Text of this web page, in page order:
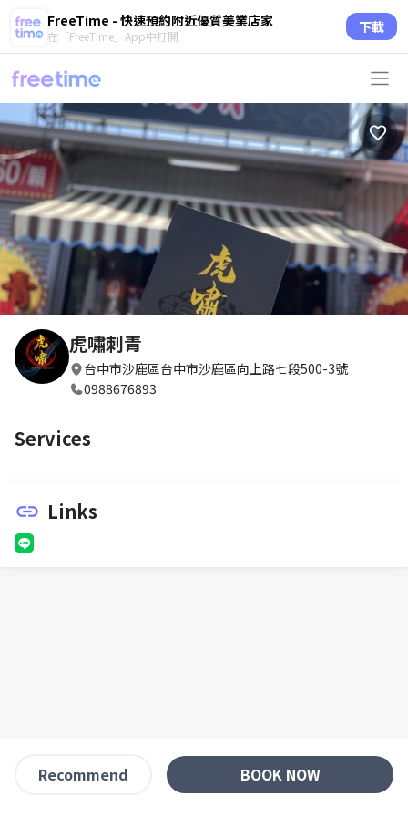
FreeTime - 快速預約附近優質美業店家
在「FreeTime」App中打開 下載
虎嘯刺青
台中市沙鹿區台中市沙鹿區向上路七段500-3號
0988676893
Services
link Links
Recommend BOOK NOW